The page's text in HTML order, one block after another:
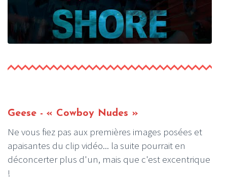
Geese - « Cowboy Nudes »
Ne vous fiez pas aux premières images posées et
apaisantes du clip vidéo... la suite pourrait en
déconcerter plus d'un, mais que c'est excentrique
!